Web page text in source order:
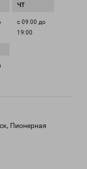
с 09:00 до
19:00
Пионерная